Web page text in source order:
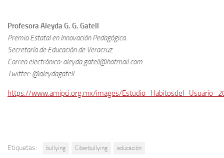
Profesora Aleyda G. G. Gatell
Premio Estatal en Innovación Pedagógica.
Secretaría de Educación de Veracruz.
Correo electrónico: aleyda.gatell@hotmail.com
Twitter: @aleydagatell
https://www.amipci.org.mx/images/
Etiquetas: bullying Ciberbullying educación